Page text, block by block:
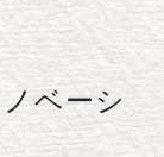
ベーシ